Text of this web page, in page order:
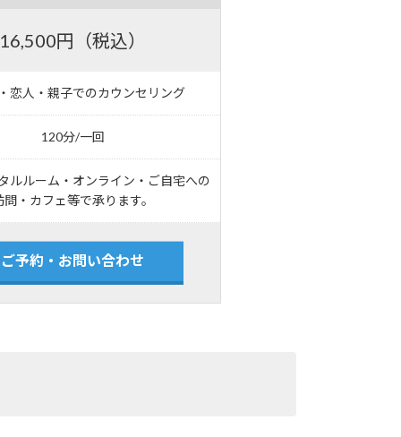
16,500円（税込）
恋人・親子でのカウンセリング
120分/一回
ルルーム・オンライン・ご自宅への
問・カフェ等で承ります。
ご予約・お問い合わせ